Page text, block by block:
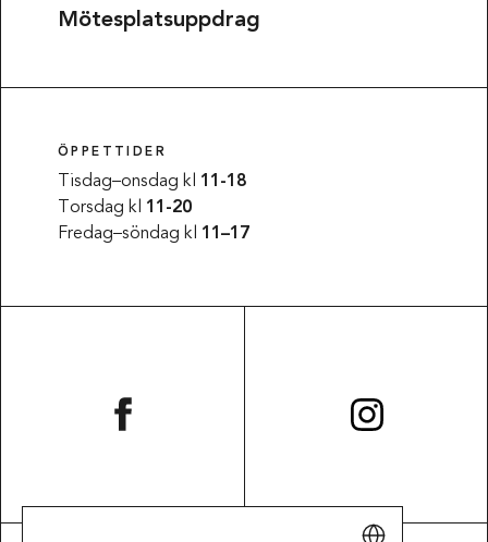
Mötesplatsuppdrag
ÖPPETTIDER
Tisdag–onsdag kl 11-18
Torsdag kl 11-20
Fredag–söndag kl 11–17